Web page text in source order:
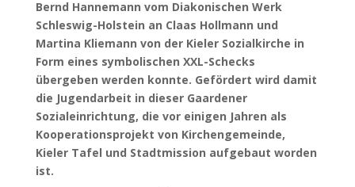
Bernd Hannemann vom Diakonischen Werk
Schleswig-Holstein an Claas Hollmann und
Martina Kliemann von der Kieler Sozialkirche in
Form eines symbolischen XXL-Schecks
übergeben werden konnte. Gefördert wird damit
die Jugendarbeit in dieser Gaardener
Sozialeinrichtung, die vor einigen Jahren als
Kooperationsprojekt von Kirchengemeinde,
Kieler Tafel und Stadtmission aufgebaut worden
ist.